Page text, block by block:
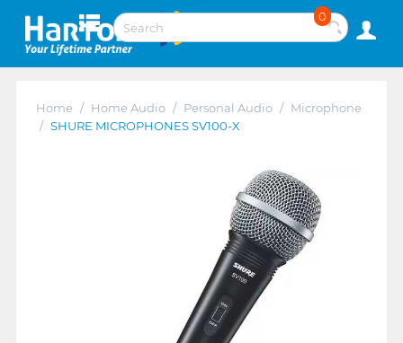
0
Home / Home Audio / Personal Audio / Microphone
/ SHURE MICROPHONES SV100-X